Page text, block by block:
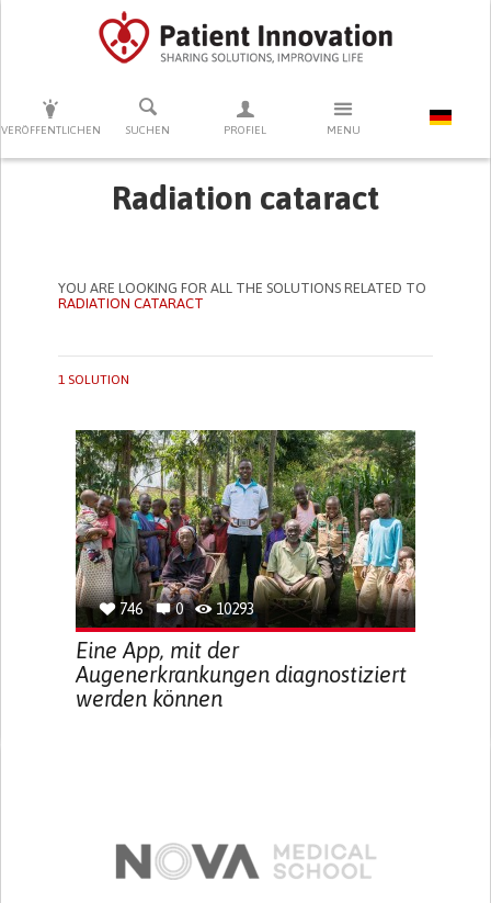
VERÖFFENTLICHEN SUCHEN PROFIEL MENU
DRÜCKEN SIE AUF ENTER UM DIE SUCHE ZU STARTEN
Radiation cataract
YOU ARE LOOKING FOR ALL THE SOLUTIONS RELATED TO
RADIATION CATARACT
1 SOLUTION
746 0 10293
Eine App, mit der
Augenerkrankungen diagnostiziert
werden können